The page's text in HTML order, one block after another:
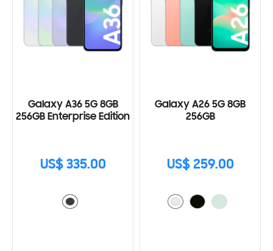
Galaxy A36 5G 8GB
256GB Enterprise Edition
US$ 335.00
Galaxy A26 5G 8GB
256GB
US$ 259.00